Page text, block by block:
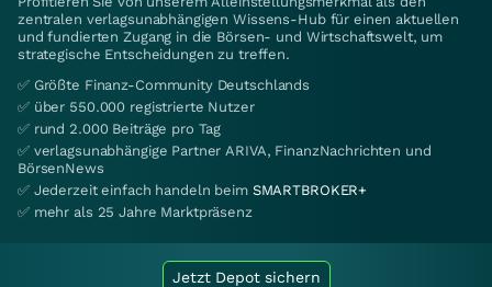
zentralen verlagsunabhängigen Wissens-Hub für einen aktuellen
und fundierten Zugang in die Börsen- und Wirtschaftswelt, um
strategische Entscheidungen zu treffen.
✅ Größte Finanz-Community Deutschlands
✅ über 550.000 registrierte Nutzer
✅ rund 2.000 Beiträge pro Tag
✅ verlagsunabhängige Partner ARIVA, FinanzNachrichten und
BörsenNews
✅ Jederzeit einfach handeln beim SMARTBROKER+
✅ mehr als 25 Jahre Marktpräsenz
Jetzt Depot sichern